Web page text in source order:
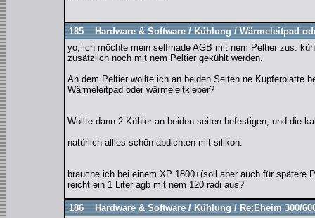
185 Hardware & Software/ Kühlung/ Wärmeleitpad
yo, ich möchte mein selfmade AGB mit nem Peltier zus.
zusätzlich noch mit nem Peltier gekühlt werden.
An dem Peltier wollte ich an beiden Seiten ne Kupferplatte
Wärmeleitpad oder wärmeleitkleber?
Wollte dann 2 Kühler an beiden seiten befestigen, und die
natürlich allles schön abdichten mit silikon.
brauche ich bei einem XP 1800+(soll aber auch für spätere
reicht ein 1 Liter agb mit nem 120 radi aus?
186 Hardware & Software/ Kühlung/ Re:Eheim 300/